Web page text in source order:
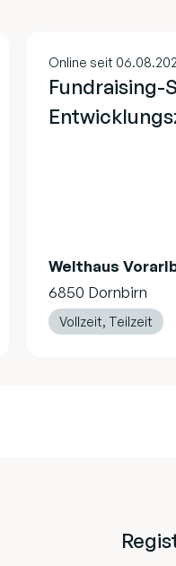
Online seit
Fundraising-
Welthaus
6850 Dornbirn
Vollzeit, Teilzeit